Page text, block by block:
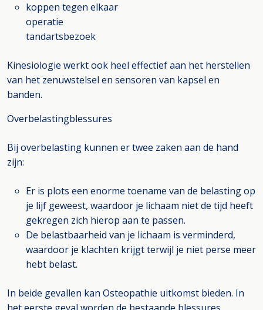
koppen tegen elkaar
operatie
tandartsbezoek
Kinesiologie werkt ook heel effectief aan het herstellen
van het zenuwstelsel en sensoren van kapsel en
banden.
Overbelastingblessures
Bij overbelasting kunnen er twee zaken aan de hand
zijn:
Er is plots een enorme toename van de belasting op
je lijf geweest, waardoor je lichaam niet de tijd heeft
gekregen zich hierop aan te passen.
De belastbaarheid van je lichaam is verminderd,
waardoor je klachten krijgt terwijl je niet perse meer
hebt belast.
In beide gevallen kan Osteopathie uitkomst bieden. In